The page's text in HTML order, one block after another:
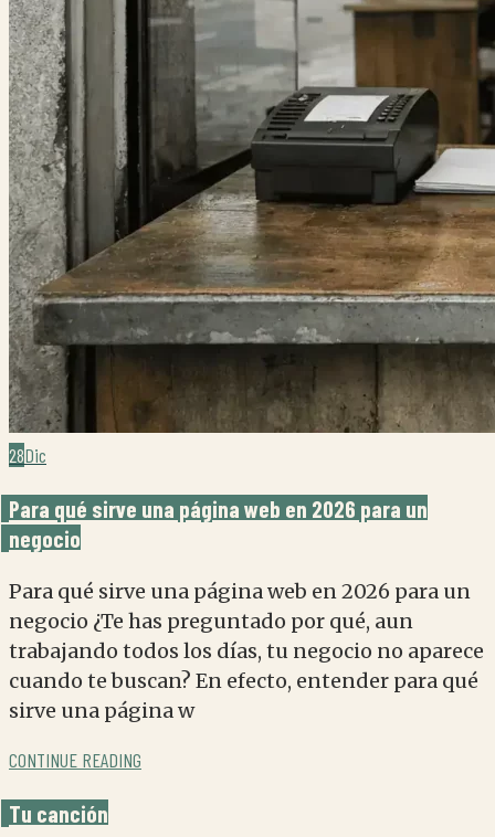
28Dic
Para qué sirve una página web en 2026 para un
negocio
Para qué sirve una página web en 2026 para un
negocio ¿Te has preguntado por qué, aun
trabajando todos los días, tu negocio no aparece
cuando te buscan? En efecto, entender para qué
sirve una página w
CONTINUE READING
Tu canción